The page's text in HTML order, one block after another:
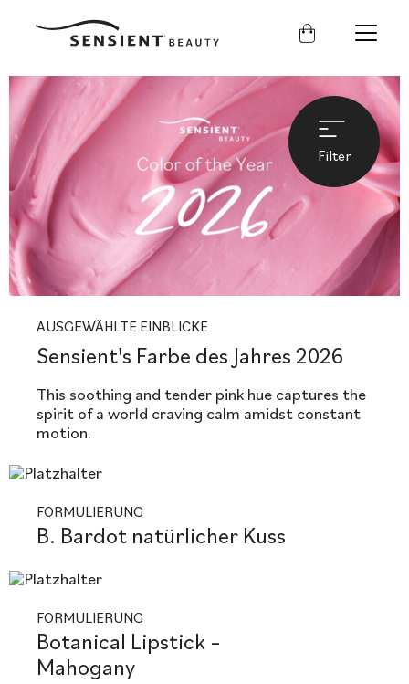
Sensient
Filter
AUSGEWÄHLTE EINBLICKE
Sensient's Farbe des Jahres 2026
This soothing and tender pink hue captures the
spirit of a world craving calm amidst constant
motion.
FORMULIERUNG
B. Bardot natürlicher Kuss
FORMULIERUNG
Botanical Lipstick –
Mahogany